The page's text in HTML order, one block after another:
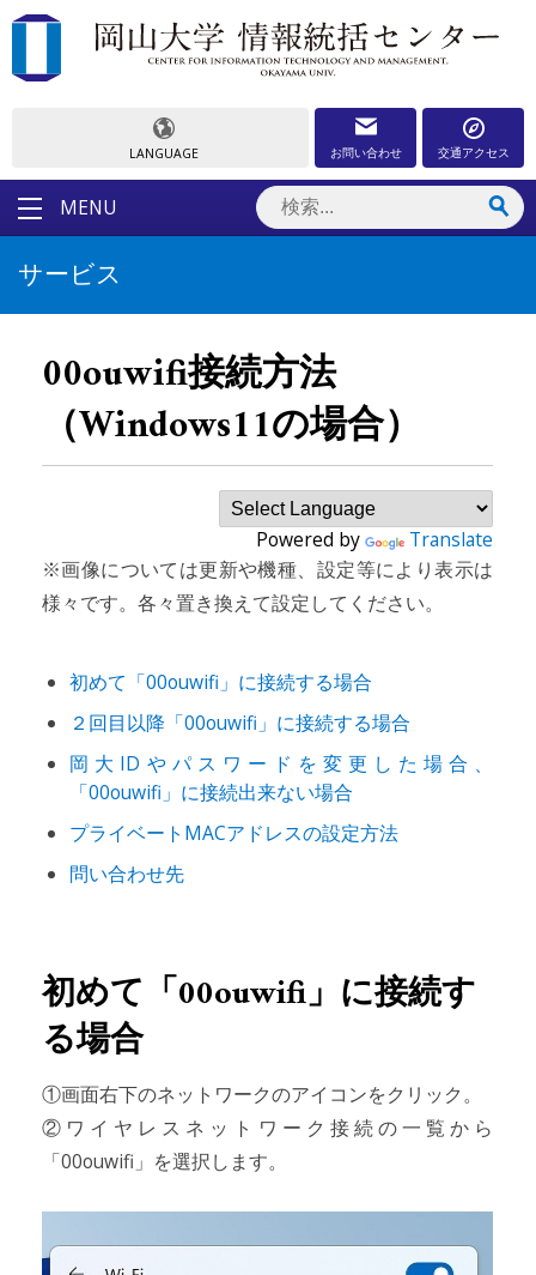
LANGUAGE お問い合わせ 交通アクセス
MENU
サービス
00ouwifi接続方法
（Windows11の場合）
Powered by
Translate
※画像については更新や機種、設定等により表示は
様々です。各々置き換えて設定してください。
初めて「00ouwifi」に接続する場合
２回目以降「00ouwifi」に接続する場合
岡大IDやパスワードを変更した場合、
「00ouwifi」に接続出来ない場合
プライベートMACアドレスの設定方法
問い合わせ先
初めて「00ouwifi」に接続す
る場合
①画面右下のネットワークのアイコンをクリック。
②ワイヤレスネットワーク接続の一覧から
「00ouwifi」を選択します。